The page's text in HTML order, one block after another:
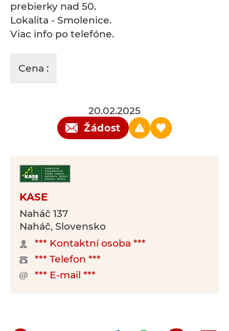
prebierky nad 50.
Lokalita - Smolenice.
Viac info po telefóne.
Cena :
20.02.2025
Žádost
KASE
Naháč 137
Naháč, Slovensko
*** Kontaktní osoba ***
*** Telefon ***
*** E-mail ***